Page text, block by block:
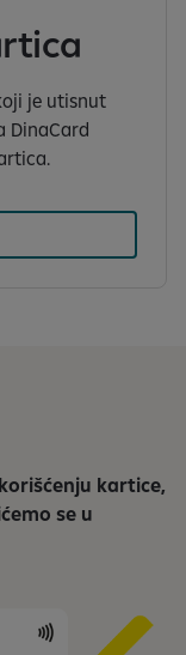
je utisnut
DinaCard
kartice,
se u